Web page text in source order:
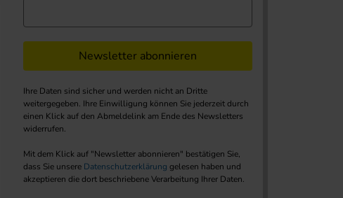
Newsletter abonnieren
Ihre Daten sind sicher und werden nicht an Dritte
weitergegeben. Ihre Einwilligung können Sie jederzeit durch
einen Klick auf den Abmeldelink am Ende des Newsletters
widerrufen.
Mit dem Klick auf "Newsletter abonnieren" bestätigen Sie,
dass Sie unsere Datenschutzerklärung gelesen haben und
akzeptieren die dort beschriebene Verarbeitung Ihrer Daten.